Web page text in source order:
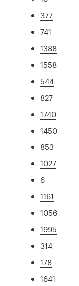
377
741
1388
1558
544
827
1740
1450
853
1027
6
1161
1056
1995
314
178
1641